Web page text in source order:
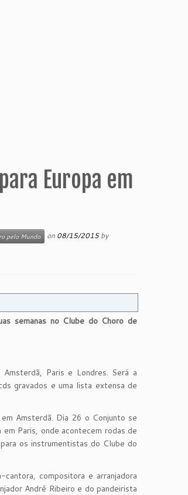
Europa em
pelo Mundo on 08/15/2015 by
semanas no Clube do Choro de
Paris e Londres. Será a
gravados e uma lista extensa de
Amsterdã. Dia 26 o Conjunto se
Paris, onde acontecem rodas de
os instrumentistas do Clube do
compositora e arranjadora
André Ribeiro e do pandeirista